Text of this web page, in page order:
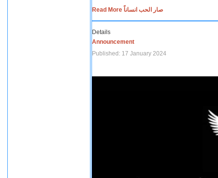
Read More صار الحب انساناً
Details
Announcement
Published: 17 January 2024